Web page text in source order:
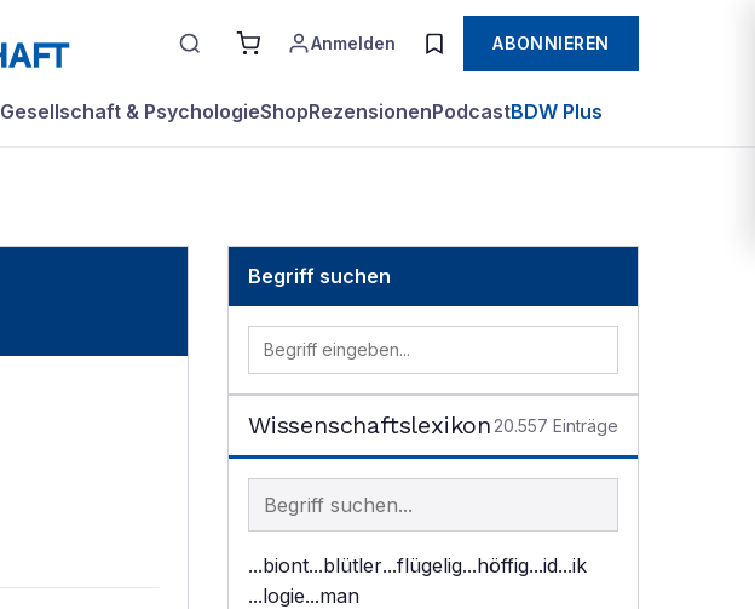
Anmelden ABONNIEREN
Gesellschaft & PsychologieShopRezensionenPodcastBDW Plus
Begriff suchen
Wissenschaftslexikon 20.557 Einträge
Begriff im Lexikon suchen
...biont...blütler...flügelig...höffig...id...ik
...logie...man